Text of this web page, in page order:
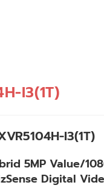
I3(1T)
I3(1T)
5MP Value/
Digital